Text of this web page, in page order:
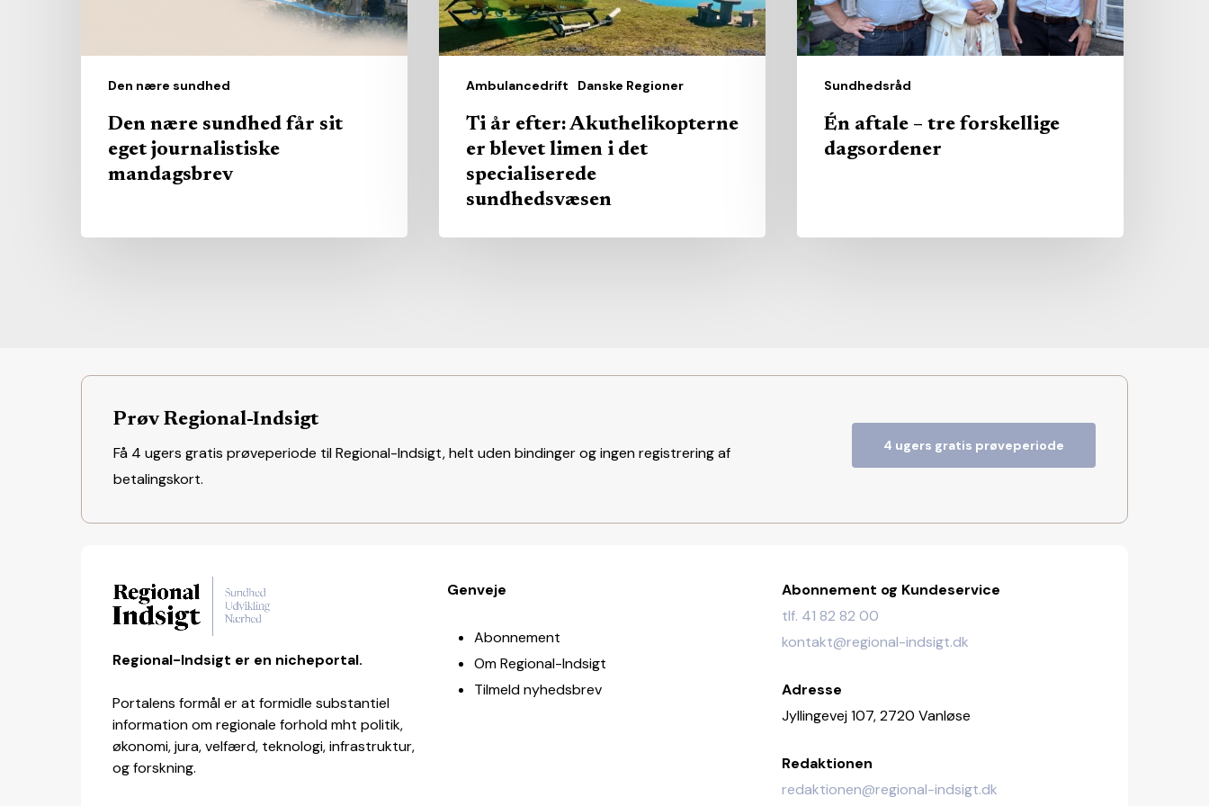
Den nære sundhed
Den nære sundhed får sit
eget journalistiske
mandagsbrev
Ambulancedrift Danske Regioner
limen
i
det
specialiserede
Ti år efter: Akuthelikopterne
er blevet limen i det
specialiserede
sundhedsvæsen
Sundhedsråd
Én aftale – tre forskellige
dagsordener
Prøv Regional-Indsigt
Få 4 ugers gratis prøveperiode til Regional-Indsigt, helt uden bindinger og ingen registrering af
betalingskort.
4 ugers gratis prøveperiode
Regional-Indsigt er en nicheportal.
Portalens formål er at formidle substantiel
information om regionale forhold mht politik,
økonomi, jura, velfærd, teknologi, infrastruktur,
og forskning.
Genveje
Abonnement
Om Regional-Indsigt
Tilmeld nyhedsbrev
Abonnement og Kundeservice
tlf. 41 82 82 00
kontakt@regional-indsigt.dk
Adresse
Jyllingevej 107, 2720 Vanløse
Redaktionen
redaktionen@regional-indsigt.dk